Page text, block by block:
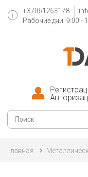
+37061263178
Рабочие дни: 9:00 -
Главная